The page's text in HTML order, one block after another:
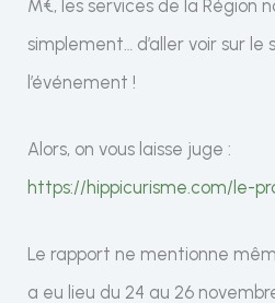
M€, les services de la Région
simplement… d’aller voir sur
l’événement !
Alors, on vous laisse juge :
https://hippicurisme.com/le-
Le rapport ne mentionne
a eu lieu du 24 au 26